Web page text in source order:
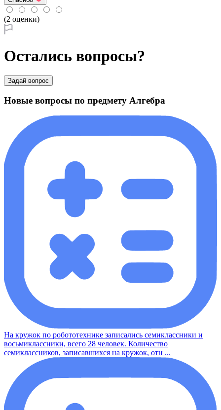
(2 оценки)
Остались вопросы?
Задай вопрос
Новые вопросы по предмету Алгебра
На кружок по робототехнике записались семиклассники и
восьмиклассники, всего 28 человек. Количество
семиклассников, записавшихся на кружок, отн ...